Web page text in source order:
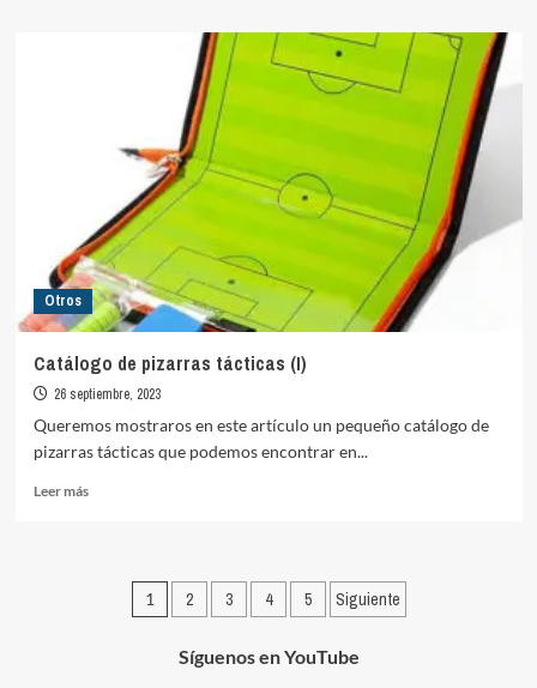
Otros
Catálogo de pizarras tácticas (I)
26 septiembre, 2023
Queremos mostraros en este artículo un pequeño catálogo de
pizarras tácticas que podemos encontrar en...
Leer másLeer
Paginación
entradas
1 2 3 4 5 Siguiente
Síguenos en YouTube